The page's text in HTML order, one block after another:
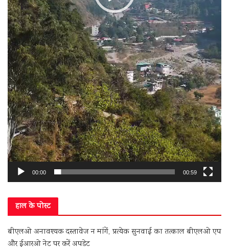
00:00 00:59
हाल के पोस्ट
बीएलओ अनावश्यक दस्तावेज न मांगें, प्रत्येक सुनवाई का तत्काल बीएलओ एप
और ईआरओ नेट पर करें अपडेट